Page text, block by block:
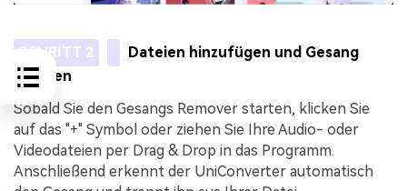
SCHRITT 2
Dateien hinzufügen und Gesang
trennen
Sobald Sie den Gesangs Remover starten, klicken Sie
auf das "+" Symbol oder ziehen Sie Ihre Audio- oder
Videodateien per Drag & Drop in das Programm.
Anschließend erkennt der UniConverter automatisch